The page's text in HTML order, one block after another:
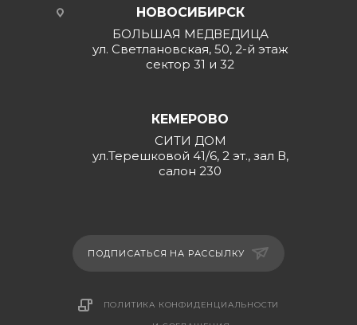
НОВОСИБИРСК
БОЛЬШАЯ МЕДВЕДИЦА
ул. Светлановская, 50, 2-й этаж
сектор 31 и 32
КЕМЕРОВО
СИТИ ДОМ
ул.Терешковой 41/6, 2 эт., зал В,
салон 230
ПОДПИСАТЬСЯ НА РАССЫЛКУ
ПОЛИТИКА КОНФИДЕНЦИАЛЬНОСТИ